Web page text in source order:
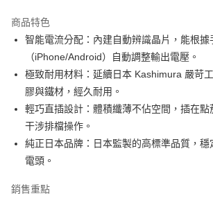
合作金庫商業銀行
華南商業銀行
彰化商業銀
上海商業儲蓄銀行
台北富邦商
國泰世華商業銀行
兆豐國際商
臺灣中小企業銀行
匯豐（台灣）商業銀行
華泰商業銀
聯邦商業銀行
遠東國際商
元大商業銀行
玉山商業銀行
星展（台灣
台新國際商業銀行
超商取貨付款
LINE Pay
Apple Pay
街口支付
Google Pay
AFTEE先享後付
商品特色
智能電流分配：內建自動辨識晶片，能根據
（iPhone/Android）自動調整輸出電壓。
極致耐用材料：延續日本 Kashimura 嚴苛
膠與鐵材，經久耐用。
輕巧直插設計：體積纖薄不佔空間，插在
干涉排檔操作。
純正日本品牌：日本監製的高標準品質，穩
電頭。
銷售重點